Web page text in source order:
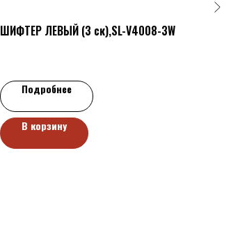
ШИФТЕР ЛЕВЫЙ (3 ск),SL-V4008-3W
Подробнее
В корзину